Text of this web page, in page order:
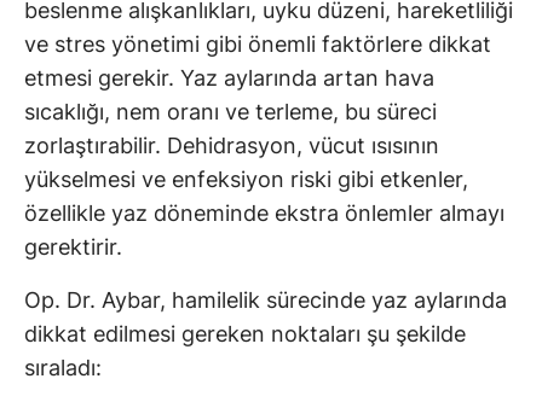
beslenme alışkanlıkları, uyku düzeni, hareketliliği
ve stres yönetimi gibi önemli faktörlere dikkat
etmesi gerekir. Yaz aylarında artan hava
sıcaklığı, nem oranı ve terleme, bu süreci
zorlaştırabilir. Dehidrasyon, vücut ısısının
yükselmesi ve enfeksiyon riski gibi etkenler,
özellikle yaz döneminde ekstra önlemler almayı
gerektirir.
Op. Dr. Aybar, hamilelik sürecinde yaz aylarında
dikkat edilmesi gereken noktaları şu şekilde
sıraladı: